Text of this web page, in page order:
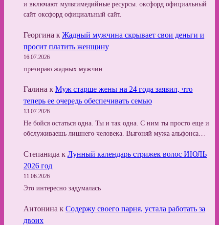
и включают мультимедийные ресурсы. оксфорд официальный
сайт оксфорд официальный сайт.
Георгина к Жадный мужчина скрывает свои деньги и
просит платить женщину
16.07.2026
презираю жадных мужчин
Галина к Муж старше жены на 24 года заявил, что
теперь ее очередь обеспечивать семью
13.07.2026
Не бойся остаться одна. Ты и так одна. С ним ты просто еще и
обслуживаешь лишнего человека. Выгоняй мужа альфонса…
Степанида к Лунный календарь стрижек волос ИЮЛЬ
2026 год
11.06.2026
Это интересно задумалась
Антонина к Содержу своего парня, устала работать за
двоих